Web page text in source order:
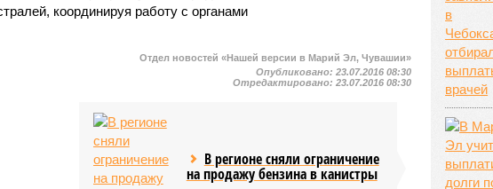
координируя работу с органами
Отдел новостей «Нашей версии в Марий Эл, Чувашии»
Опубликовано:23.07.2016 08:30
Отредактировано:23.07.2016 08:30
В регионе сняли ограничение
на продажу бензина в канистры